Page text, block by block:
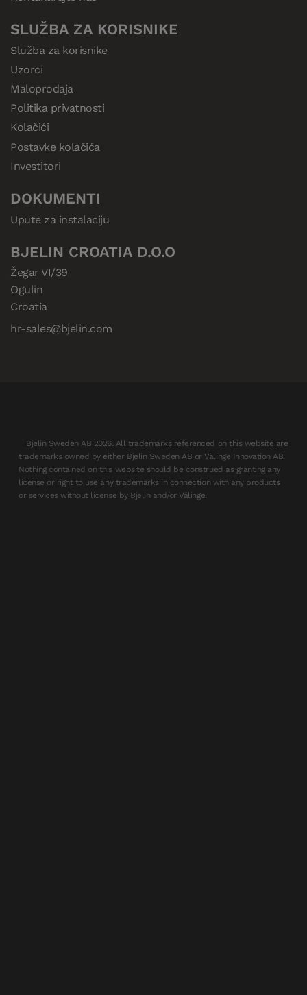
SLUŽBA ZA KORISNIKE
Služba za korisnike
Uzorci
Maloprodaja
Politika privatnosti
Kolačići
Postavke kolačića
Investitori
DOKUMENTI
Upute za instalaciju
BJELIN CROATIA D.O.O
Žegar VI/39
Ogulin
Croatia
hr-sales@bjelin.com
Bjelin Sweden AB 2026. All trademarks referenced on this website are
trademarks owned by either Bjelin Sweden AB or Välinge Innovation AB.
Nothing contained on this website should be construed as granting any
license or right to use any trademarks in connection with any products
or services without license by Bjelin and/or Välinge.